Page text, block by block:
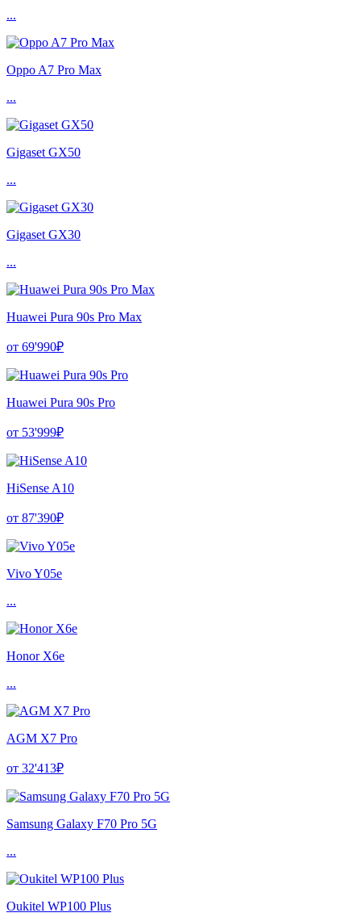
...
Oppo A7 Pro Max
...
Gigaset GX50
...
Gigaset GX30
...
Huawei Pura 90s Pro Max
от 69'990₽
Huawei Pura 90s Pro
от 53'999₽
HiSense A10
от 87'390₽
Vivo Y05e
...
Honor X6e
...
AGM X7 Pro
от 32'413₽
Samsung Galaxy F70 Pro 5G
...
Oukitel WP100 Plus